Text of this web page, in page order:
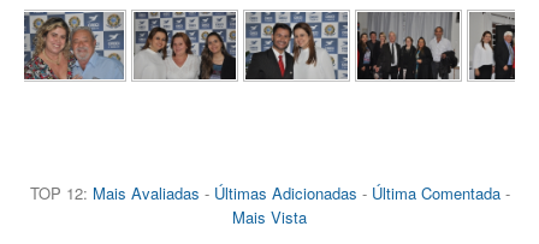
TOP 12: Mais Avaliadas - Últimas Adicionadas - Última Comentada-
Mais Vista